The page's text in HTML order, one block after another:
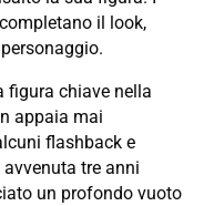
il look,
figura chiave nella
appaia mai
flashback e
tre anni
un profondo vuoto